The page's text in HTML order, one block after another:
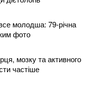
молодша: 79-річна
фото
мозку та активного
частіше